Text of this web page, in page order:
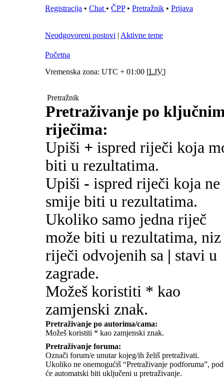
Registracija • Chat • ČPP• Pretražnik • Prijava
Neodgovoreni postovi | Aktivne teme
Početna
Vremenska zona: UTC + 01:00 [LJV]
Pretražnik
Pretraživanje po
riječima:
Upiši + ispred riječi koja
biti u rezultatima.
Upiši - ispred riječi koja ne
smije biti u rezultatima.
Ukoliko samo jedna riječ
može biti u rezultatima, niz
riječi odvojenih sa | stavi u
zagrade.
Možeš koristiti * kao
zamjenski znak.
Pretraživanje po autorima/cama:
Možeš koristiti * kao zamjenski znak.
Pretraživanje foruma:
Označi forum/e unutar kojeg/ih želiš pretraživati.
Ukoliko ne onemogućiš “Pretraživanje podforuma”,
će automatski biti uključeni u pretraživanje.